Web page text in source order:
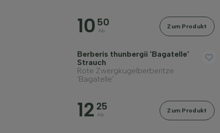
10 50
Ab
Zum Produkt
Berberis thunbergii 'Bagatelle'
Strauch
Rote Zwergkugelberberitze
'Bagatelle'
12 25
Ab
Zum Produkt